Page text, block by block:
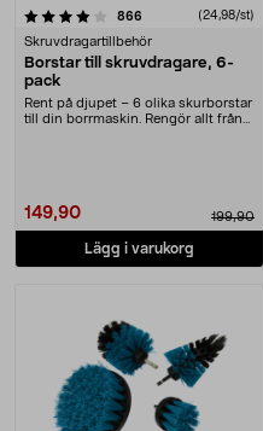
866 recensioner(24,98/st)
Skruvdragartillbehör
Borstar till skruvdragare, 6-
pack
Rent på djupet – 6 olika skurborstar
till din borrmaskin. Rengör allt från
149,90 199,90
Lägg i varukorg
4.0 av 5 stjärnor